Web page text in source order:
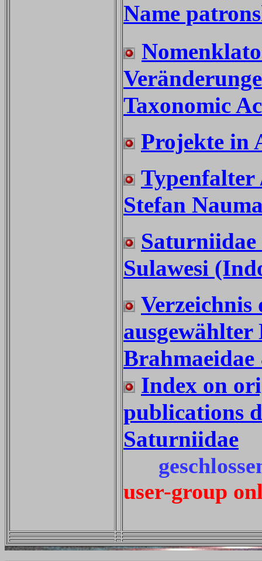
Name
Taxonomic
Projekte in
Typenfalter
Stefan
Sulawesi
Index on
publications
Saturniidae
user-group